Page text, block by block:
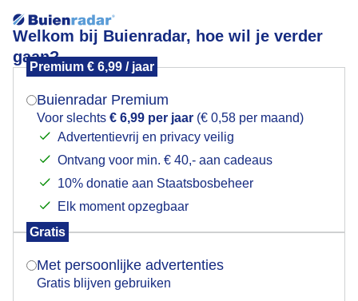
Welkom bij Buienradar, hoe wil je verder
gaan?
Premium € 6,99 / jaar
Buienradar Premium
Voor slechts € 6,99 per jaar (€ 0,58 per maand)
Advertentievrij en privacy veilig
Ontvang voor min. € 40,- aan cadeaus
10% donatie aan Staatsbosbeheer
Elk moment opzegbaar
Gratis
Met persoonlijke advertenties
Gratis blijven gebruiken
MOOIE WOLKEN DAG
Mogen we je locatie gebruiken voor het
Indien je hier nog geen akkoord op hebt gegeven,
verschijnt er zo een pop-up uit je browser waarin
Is goed, toon de popup